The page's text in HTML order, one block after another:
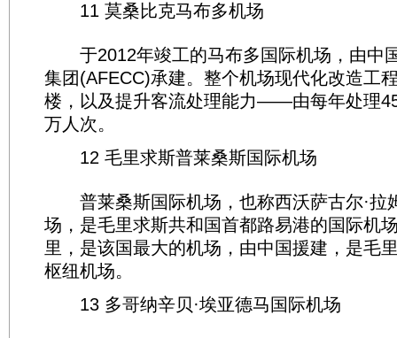
11 莫桑比克马布多机场
于2012年竣工的马布多国际机场，由中
集团(AFECC)承建。整个机场现代化改造工
楼，以及提升客流处理能力——由每年处理
万人次。
12 毛里求斯普莱桑斯国际机场
普莱桑斯国际机场，也称西沃萨古尔·拉
场，是毛里求斯共和国首都路易港的国际机
里，是该国最大的机场，由中国援建，是毛
枢纽机场。
13 多哥纳辛贝·埃亚德马国际机场